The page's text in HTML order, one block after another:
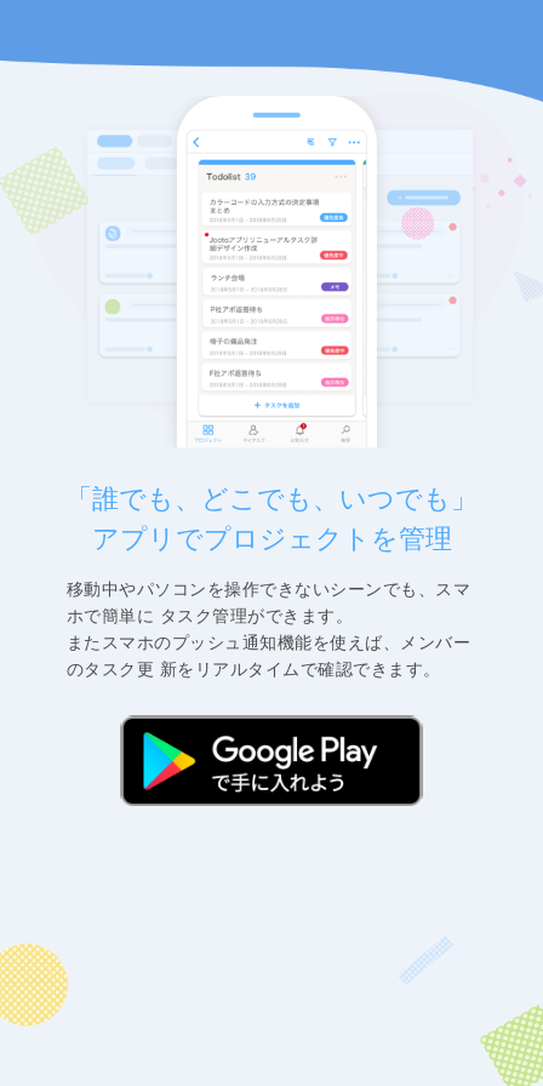
「誰でも、どこでも、いつでも」
アプリでプロジェクトを管理
移動中やパソコンを操作できないシーンでも、スマ
ホで簡単に タスク管理ができます。
またスマホのプッシュ通知機能を使えば、メンバー
のタスク更 新をリアルタイムで確認できます。